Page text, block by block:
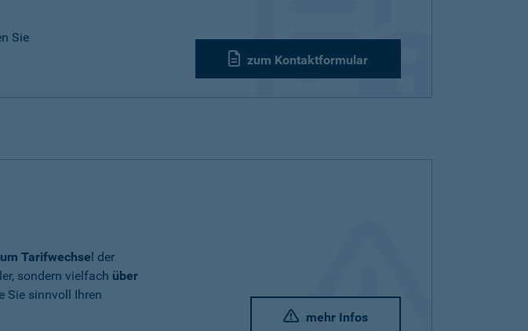
Sie
zum Kontaktformular
Tarifwechsel der
sondern vielfach über
Sie sinnvoll Ihren
mehr Infos